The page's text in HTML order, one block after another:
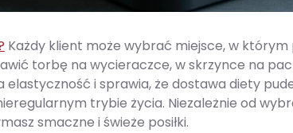
Każdy klient może wybrać miejsce, w
torbę na wycieraczce, w skrzynce na
elastyczność i sprawia, że dostawa diety
trybie życia. Niezależnie od
smaczne i świeże posiłki.